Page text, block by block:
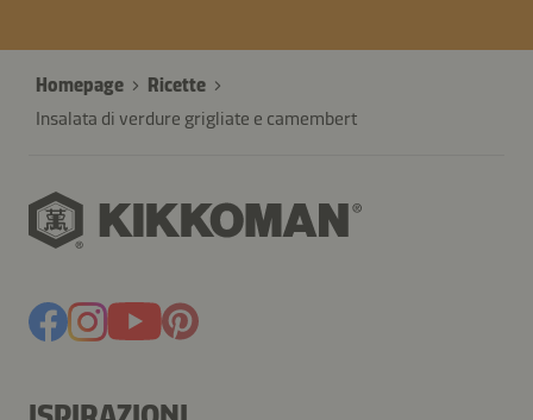
Homepage
Ricette
Insalata di verdure grigliate e camembert